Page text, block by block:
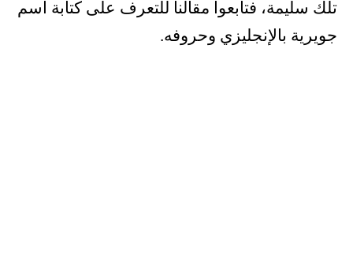
تلك سليمة، فتابعوا مقالنا للتعرف على كتابة اسم
جويرية بالإنجليزي وحروفه.